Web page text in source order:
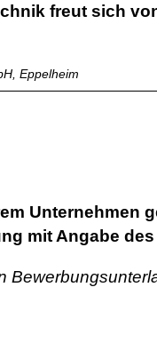
freut sich
Eppelheim
Unternehmen
mit Angabe